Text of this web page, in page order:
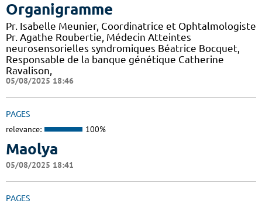
Organigramme
Pr. Isabelle Meunier, Coordinatrice et Ophtalmologiste
Pr. Agathe Roubertie, Médecin Atteintes
neurosensorielles syndromiques Béatrice Bocquet,
Responsable de la banque génétique Catherine
Ravalison,
05/08/2025 18:46
PAGES
relevance: 100%
Maolya
05/08/2025 18:41
PAGES